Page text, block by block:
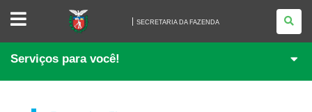
SECRETARIA
FAZENDA
SECRETARIA DA FAZENDA
Serviços para você!